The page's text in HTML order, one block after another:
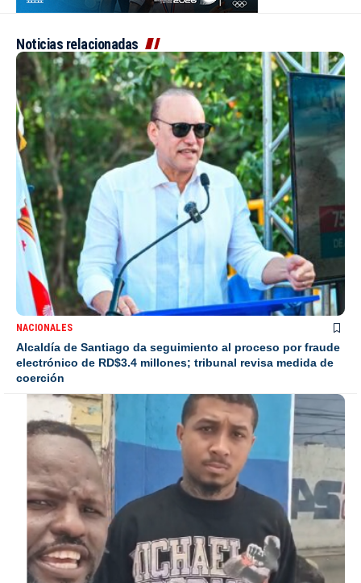
Noticias relacionadas
NACIONALES
Alcaldía de Santiago da seguimiento al proceso por fraude
electrónico de RD$3.4 millones; tribunal revisa medida de
coerción